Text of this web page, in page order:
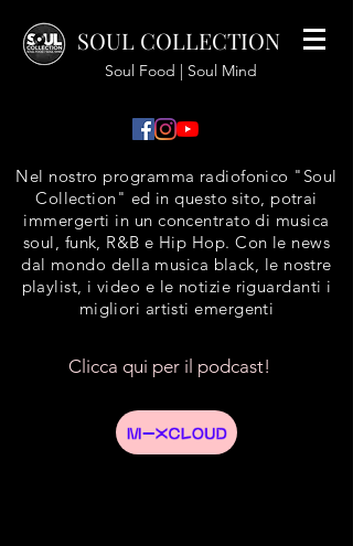
SOUL COLLECTION
Soul Food | Soul Mind
Nel nostro programma radiofonico "Soul
Collection" ed in questo sito, potrai
immergerti in un concentrato di musica
soul, funk, R&B e Hip Hop. Con le news
dal mondo della musica black, le nostre
playlist, i video e le notizie riguardanti i
migliori artisti emergenti
Clicca qui per il podcast!